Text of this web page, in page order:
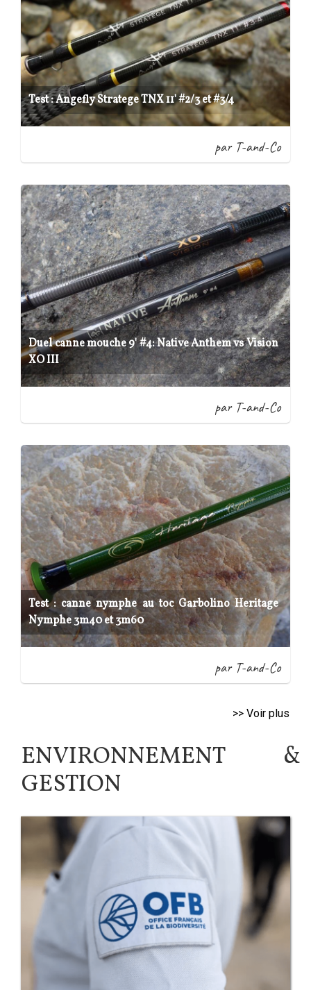
Test : Angefly Stratege TNX 11' #2/3 et #3/4
par T-and-Co
Duel canne mouche 9' #4: Native Anthem vs Vision
XO III
par T-and-Co
Test : canne nymphe au toc Garbolino Heritage
Nymphe 3m40 et 3m60
par T-and-Co
>> Voir plus
ENVIRONNEMENT &
GESTION